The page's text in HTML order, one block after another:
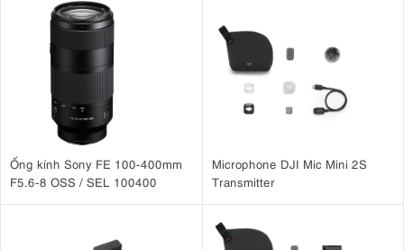
Cảm biến 24MP được ghép nối với bộ xử lý Digic X tiên tiến mà
đã thấy trong các máy ảnh như Canon EOS R3 hàng đầu và Canon
Ống kính Sony FE 100-400mm
F5.6-8 OSS / SEL 100400
Microphone DJI Mic Mini 2S
Transmitter